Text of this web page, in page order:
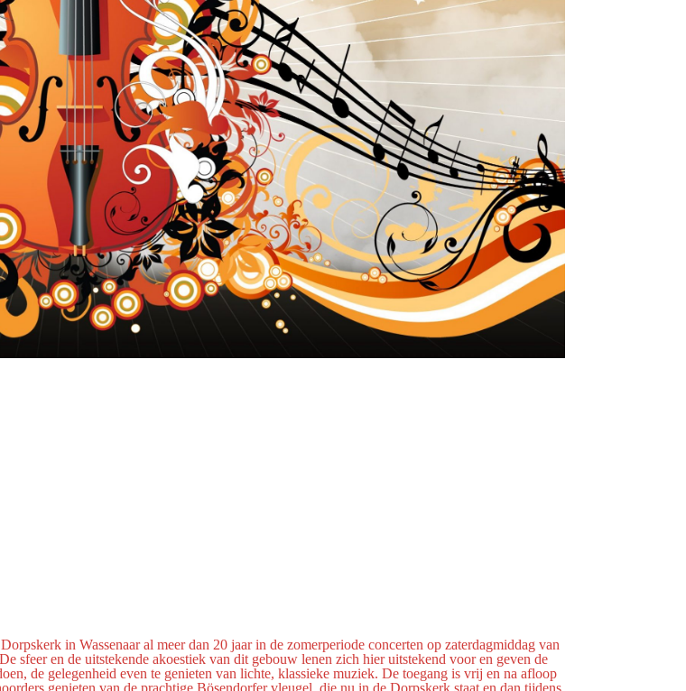
in Wassenaar al meer dan 20 jaar in de zomerperiode concerten op zaterdagmiddag van
sfeer en de uitstekende akoestiek van dit gebouw lenen zich hier uitstekend voor en geven de
de gelegenheid even te genieten van lichte, klassieke muziek. De toegang is vrij en na afloop
genieten van de prachtige Bösendorfer vleugel, die nu in de Dorpskerk staat en dan tijdens